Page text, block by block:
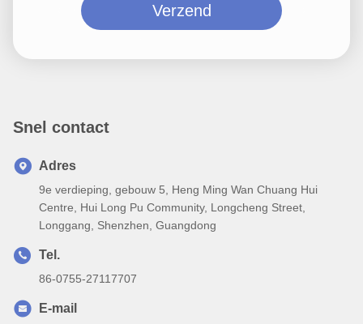
Verzend
Snel contact
Adres
9e verdieping, gebouw 5, Heng Ming Wan Chuang Hui
Centre, Hui Long Pu Community, Longcheng Street,
Longgang, Shenzhen, Guangdong
Tel.
86-0755-27117707
E-mail